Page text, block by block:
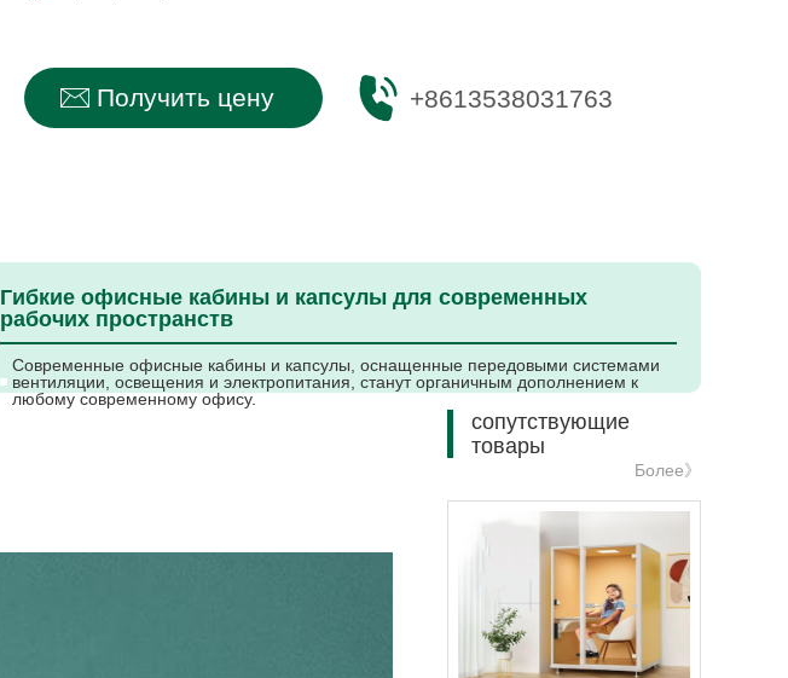
Получить цену +8613538031763
Гибкие офисные кабины и капсулы для современных
рабочих пространств
Современные офисные кабины и капсулы, оснащенные передовыми системами
вентиляции, освещения и электропитания, станут органичным дополнением к
любому современному офису.
сопутствующие
товары
Более》